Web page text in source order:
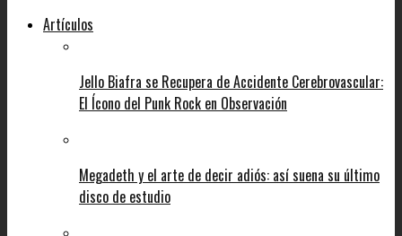
Artículos
Jello Biafra se Recupera de Accidente Cerebrovascular:
El Ícono del Punk Rock en Observación
Megadeth y el arte de decir adiós: así suena su último
disco de estudio